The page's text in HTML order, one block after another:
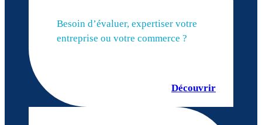
Besoin d’évaluer, expertiser votre
entreprise ou votre commerce ?
Découvrir